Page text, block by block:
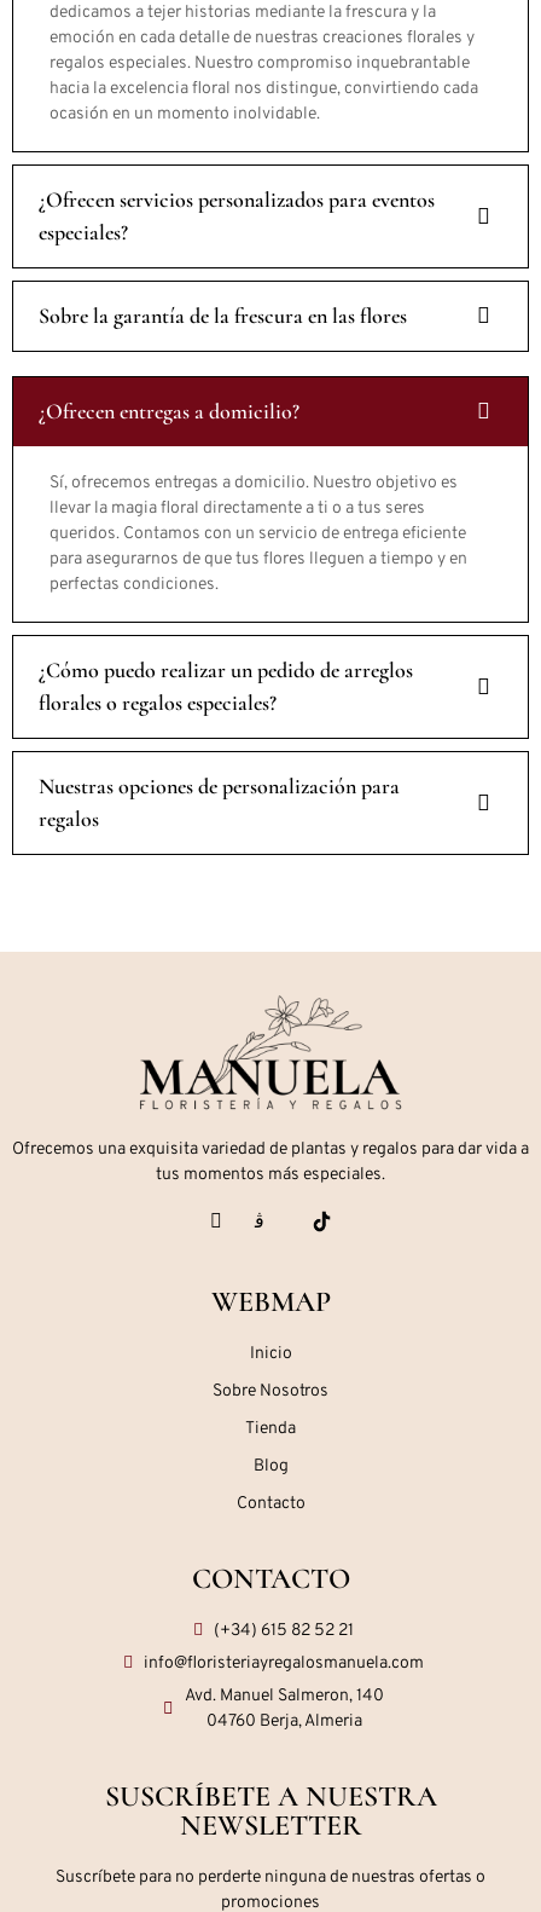
dedicamos a tejer historias mediante la frescura y la
emoción en cada detalle de nuestras creaciones florales y
regalos especiales. Nuestro compromiso inquebrantable
hacia la excelencia floral nos distingue, convirtiendo cada
ocasión en un momento inolvidable.
¿Ofrecen servicios personalizados para eventos
especiales?
Sobre la garantía de la frescura en las flores
¿Ofrecen entregas a domicilio?
Sí, ofrecemos entregas a domicilio. Nuestro objetivo es
llevar la magia floral directamente a ti o a tus seres
queridos. Contamos con un servicio de entrega eficiente
para asegurarnos de que tus flores lleguen a tiempo y en
perfectas condiciones.
¿Cómo puedo realizar un pedido de arreglos
florales o regalos especiales?
Nuestras opciones de personalización para
regalos
Ofrecemos una exquisita variedad de plantas y regalos para dar vida a
tus momentos más especiales.
WEBMAP
Inicio
Sobre Nosotros
Tienda
Blog
Contacto
CONTACTO
(+34) 615 82 52 21
info@floristeriayregalosmanuela.com
Avd. Manuel Salmeron, 140
04760 Berja, Almeria
SUSCRÍBETE A NUESTRA
NEWSLETTER
Suscríbete para no perderte ninguna de nuestras ofertas o
promociones